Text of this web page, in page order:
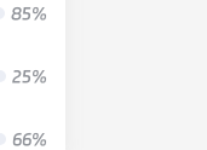
85%
25%
66%